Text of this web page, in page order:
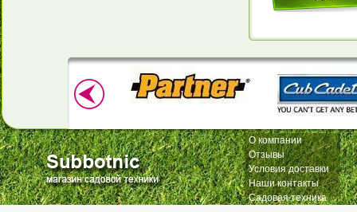
О компании
Отзывы
Условия доставки
Наши контакты
Садовая техника